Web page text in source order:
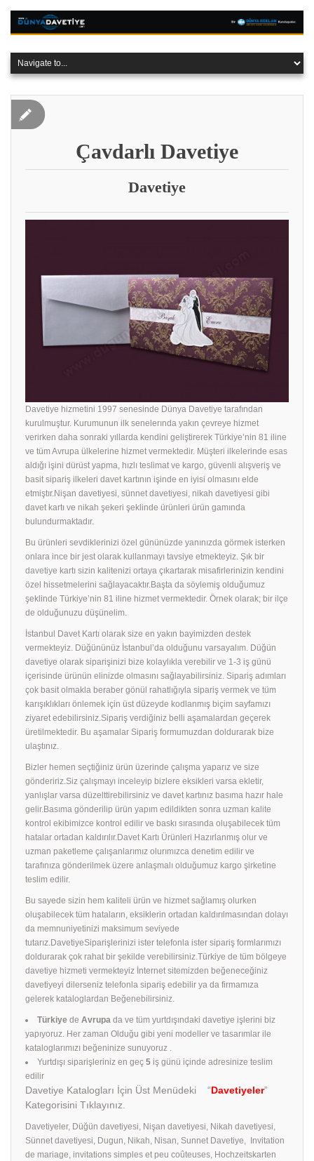
Çavdarlı Davetiye
Davetiye
Davetiye hizmetini 1997 senesinde Dünya Davetiye tarafından
kurulmuştur. Kurumunun ilk senelerında yakın çevreye hizmet
verirken daha sonraki yıllarda kendini geliştirerek Türkiye’nin 81 iline
ve tüm Avrupa ülkelerine hizmet vermektedir. Müşteri ilkelerinde esas
aldığı işini dürüst yapma, hızlı teslimat ve kargo, güvenli alışveriş ve
basit sipariş ilkeleri davet kartının işinde en iyisi olmasını elde
etmiştır.Nişan davetiyesi, sünnet davetiyesi, nikah davetiyesi gibi
davet kartı ve nikah şekeri şeklinde ürünleri ürün gamında
bulundurmaktadır.
Bu ürünleri sevdiklerinizi özel gününüzde yanınızda görmek isterken
onlara ince bir jest olarak kullanmayı tavsiye etmekteyiz. Şık bir
davetiye kartı sizin kalitenizi ortaya çıkartarak misafirlerinizin kendini
özel hissetmelerini sağlayacaktır.Başta da söylemiş olduğumuz
şeklinde Türkiye’nin 81 iline hizmet vermektedir. Örnek olarak; bir ilçe
de olduğunuzu düşünelim.
İstanbul Davet Kartı olarak size en yakın bayimizden destek
vermekteyiz. Düğününüz İstanbul’da olduğunu varsayalım. Düğün
davetiye olarak siparişinizi bize kolaylıkla verebilir ve 1-3 iş günü
içerisinde ürünün elinizde olmasını sağlayabilirsiniz. Sipariş adımları
çok basit olmakla beraber gönül rahatlığıyla sipariş vermek ve tüm
karışıklıkları önlemek için üst düzeyde kodlanmış biçim sayfamızı
ziyaret edebilirsiniz.Sipariş verdiğiniz belli aşamalardan geçerek
üretilmektedir. Bu aşamalar Sipariş formumuzdan doldurarak bize
ulaştınız.
Bizler hemen seçtiğiniz ürün üzerinde çalışma yaparız ve size
göndeririz.Siz çalışmayı inceleyip bizlere eksikleri varsa ekletir,
yanlışlar varsa düzelttirebilirsiniz ve davet kartınız basıma hazır hale
gelir.Basıma gönderilip ürün yapım edildikten sonra uzman kalite
kontrol ekibimizce kontrol edilir ve baskı sırasında oluşabilecek tüm
hatalar ortadan kaldırılır.Davet Kartı Ürünleri Hazırlanmış olur ve
uzman paketleme çalışanlarımız olurımızca denetim edilir ve
tarafınıza gönderilmek üzere anlaşmalı olduğumuz kargo şirketine
teslim edilir.
Bu sayede sizin hem kaliteli ürün ve hizmet sağlamış olurken
oluşabilecek tüm hataların, eksiklerin ortadan kaldırılmasından dolayı
da memnuniyetinizi maksimum seviyede
tutarız.DavetiyeSiparişlerinizi ister telefonla ister sipariş formlarımızı
doldurarak çok rahat bir şekilde verebilirsiniz.Türkiye de tüm bölgeye
davetiye hizmeti vermekteyiz İnternet sitemizden beğeneceğiniz
davetiyeyi dilerseniz telefonla sipariş edebilir ya da firmamıza
gelerek kataloglardan Beğenebilirsiniz.
Türkiye de Avrupa da ve tüm yurtdışındaki davetiye işlerini biz
yapıyoruz. Her zaman Olduğu gibi yeni modeller ve tasarımlar ile
kataloglarımızı beğeninize sunuyoruz .
Yurtdışı siparişleriniz en geç 5 iş günü içinde adresinize teslim
edilir
Davetiye Katalogları İçin Üst Menüdeki “Davetiyeler”
Kategorisini Tıklayınız.
Davetiyeler, Düğün davetiyesi, Nişan davetiyesi, Nikah davetiyesi,
Sünnet davetiyesi, Dugun, Nikah, Nisan, Sunnet Davetiye, Invitation
de mariage, invitations simples et peu coûteuses, Hochzeitskarten